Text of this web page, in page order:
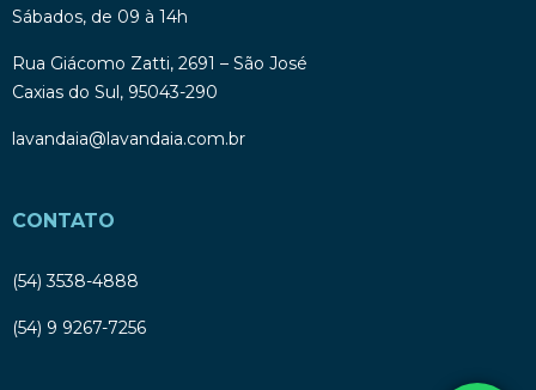
Sábados, de 09 à 14h
Rua Giácomo Zatti, 2691 – São José
Caxias do Sul, 95043-290
lavandaia@lavandaia.com.br
CONTATO
(54) 3538-4888
(54) 9 9267-7256